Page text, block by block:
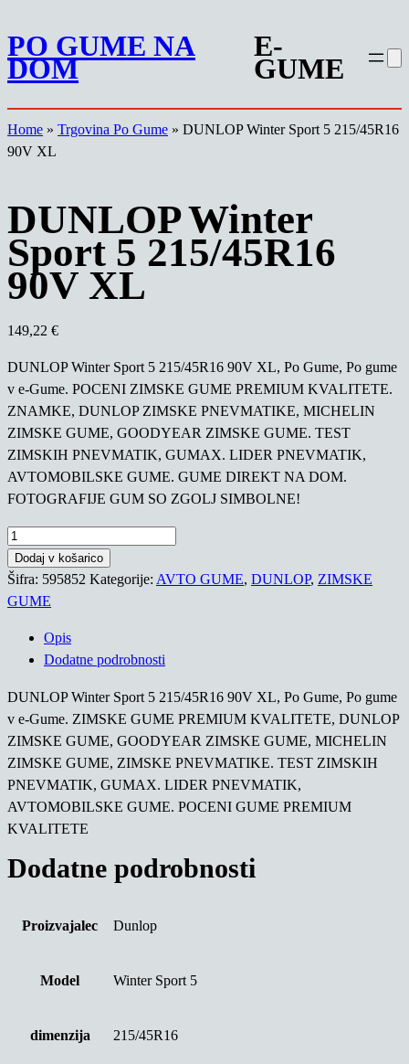
na
vsebino
PO GUME NA
DOM
E-
GUME
Home » Trgovina Po Gume » DUNLOP Winter Sport 5 215/45R16
90V XL
DUNLOP Winter
Sport 5 215/45R16
90V XL
149,22 €
DUNLOP Winter Sport 5 215/45R16 90V XL, Po Gume, Po gume
v e-Gume. POCENI ZIMSKE GUME PREMIUM KVALITETE.
ZNAMKE, DUNLOP ZIMSKE PNEVMATIKE, MICHELIN
ZIMSKE GUME, GOODYEAR ZIMSKE GUME. TEST
ZIMSKIH PNEVMATIK, GUMAX. LIDER PNEVMATIK,
AVTOMOBILSKE GUME. GUME DIREKT NA DOM.
FOTOGRAFIJE GUM SO ZGOLJ SIMBOLNE!
DUNLOP
Winter
Sport
5
90V
Dodaj v košarico
Šifra: 595852 Kategorije: AVTO GUME, DUNLOP, ZIMSKE
GUME
Opis
Dodatne podrobnosti
DUNLOP Winter Sport 5 215/45R16 90V XL, Po Gume, Po gume
v e-Gume. ZIMSKE GUME PREMIUM KVALITETE, DUNLOP
ZIMSKE GUME, GOODYEAR ZIMSKE GUME, MICHELIN
ZIMSKE GUME, ZIMSKE PNEVMATIKE. TEST ZIMSKIH
PNEVMATIK, GUMAX. LIDER PNEVMATIK,
AVTOMOBILSKE GUME. POCENI GUME PREMIUM
KVALITETE
Dodatne podrobnosti
Proizvajalec Dunlop
Model Winter Sport 5
dimenzija 215/45R16